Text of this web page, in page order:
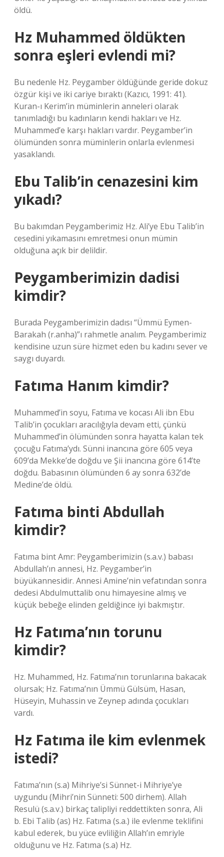
öldü.
Hz Muhammed öldükten
sonra eşleri evlendi mi?
Bu nedenle Hz. Peygamber öldüğünde geride dokuz
özgür kişi ve iki cariye bıraktı (Kazıcı, 1991: 41).
Kuran-ı Kerim’in müminlerin anneleri olarak
tanımladığı bu kadınların kendi hakları ve Hz.
Muhammed’e karşı hakları vardır. Peygamber’in
ölümünden sonra müminlerin onlarla evlenmesi
yasaklandı.
Ebu Talib’in cenazesini kim
yıkadı?
Bu bakımdan Peygamberimiz Hz. Ali’ye Ebu Talib’in
cesedini yıkamasını emretmesi onun mümin
olduğuna açık bir delildir.
Peygamberimizin dadisi
kimdir?
Burada Peygamberimizin dadısı “Ümmü Eymen-
Barakah (r.anha)”ı rahmetle analım. Peygamberimiz
kendisine uzun süre hizmet eden bu kadını sever ve
saygı duyardı.
Fatıma Hanım kimdir?
Muhammed’in soyu, Fatıma ve kocası Ali ibn Ebu
Talib’in çocukları aracılığıyla devam etti, çünkü
Muhammed’in ölümünden sonra hayatta kalan tek
çocuğu Fatıma’ydı. Sünni inancına göre 605 veya
609’da Mekke’de doğdu ve Şii inancına göre 614’te
doğdu. Babasının ölümünden 6 ay sonra 632’de
Medine’de öldü.
Fatıma binti Abdullah
kimdir?
Fatıma bint Amr: Peygamberimizin (s.a.v.) babası
Abdullah’ın annesi, Hz. Peygamber’in
büyükannesidir. Annesi Amine’nin vefatından sonra
dedesi Abdulmuttalib onu himayesine almış ve
küçük bebeğe elinden geldiğince iyi bakmıştır.
Hz Fatıma’nın torunu
kimdir?
Hz. Muhammed, Hz. Fatıma’nın torunlarına bakacak
olursak; Hz. Fatıma’nın Ümmü Gülsüm, Hasan,
Hüseyin, Muhassin ve Zeynep adında çocukları
vardı.
Hz Fatıma ile kim evlenmek
istedi?
Fatıma’nın (s.a) Mihriye’si Sünnet-i Mihriye’ye
uygundu (Mihri’nin Sünneti: 500 dirhem). Allah
Resulü (s.a.v.) birkaç talipliyi reddettikten sonra, Ali
b. Ebi Talib (as) Hz. Fatıma (s.a.) ile evlenme teklifini
kabul ederek, bu yüce evliliğin Allah’ın emriyle
olduğunu ve Hz. Fatıma (s.a) Hz.